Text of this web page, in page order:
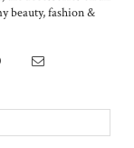
beauty, fashion &